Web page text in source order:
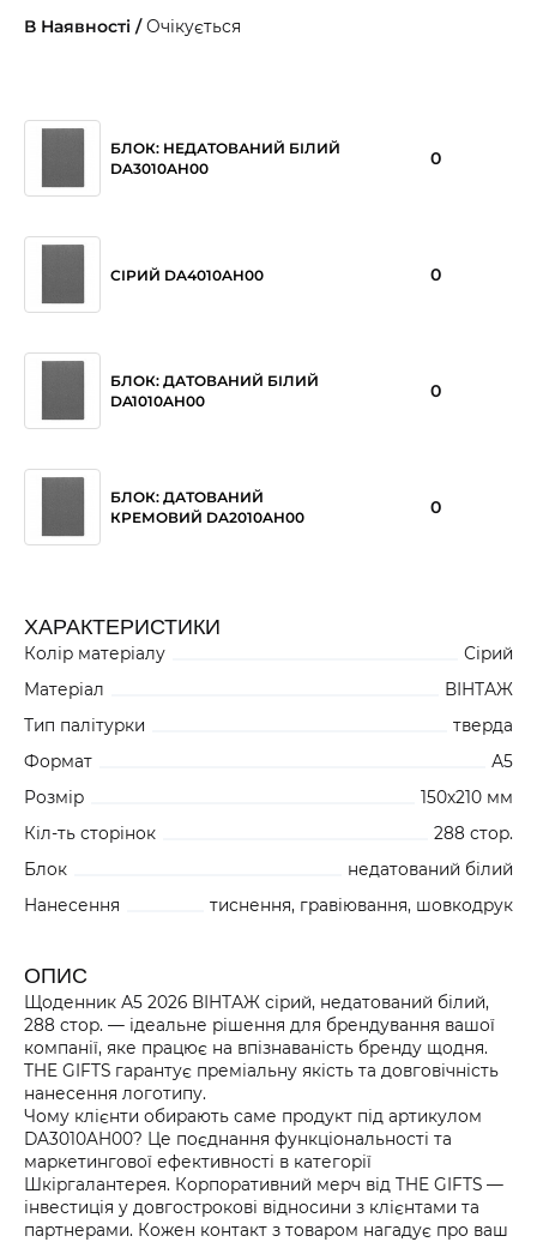
В Наявності /Очікується
БЛОК: НЕДАТОВАНИЙ БІЛИЙ
DA3010AH00
0
СІРИЙ DA4010AH00 0
БЛОК: ДАТОВАНИЙ БІЛИЙ
DA1010AH00
0
БЛОК: ДАТОВАНИЙ
КРЕМОВИЙ DA2010AH00
0
ХАРАКТЕРИСТИКИ
Колір матеріалу
Сірий
Матеріал
ВІНТАЖ
Тип палітурки
тверда
Формат
А5
Розмір
150х210 мм
Кіл-ть сторінок
288 стор.
Блок
недатований білий
Нанесення
тиснення, гравіювання, шовкодрук
ОПИС
Щоденник А5 2026 ВІНТАЖ сірий, недатований білий,
288 стор. — ідеальне рішення для брендування вашої
компанії, яке працює на впізнаваність бренду щодня.
THE GIFTS гарантує преміальну якість та довговічність
нанесення логотипу.
Чому клієнти обирають саме продукт під артикулом
DA3010AH00? Це поєднання функціональності та
маркетингової ефективності в категорії
Шкіргалантерея. Корпоративний мерч від THE GIFTS —
інвестиція у довгострокові відносини з клієнтами та
партнерами. Кожен контакт з товаром нагадує про ваш